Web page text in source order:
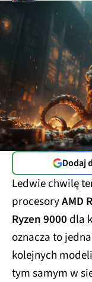
Dodaj
Ledwie chwilę
procesoryAMD
Ryzen 9000 dla
oznacza to
kolejnych
tym samym w